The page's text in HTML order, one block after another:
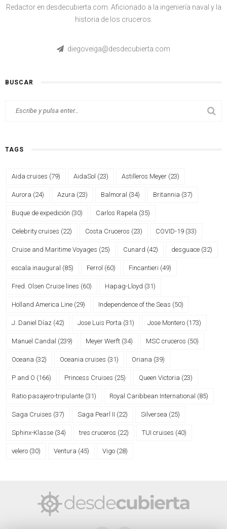
Redactor en desdecubierta.com. Aficionado a la ingeniería naval y la
historia de los cruceros.
diegoveiga@desdecubierta.com
BUSCAR
TAGS
Aida cruises (79) AidaSol (23) Astilleros Meyer (23)
Aurora (24) Azura (23) Balmoral (34) Britannia (37)
Buque de expedición (30) Carlos Rapela (35)
Celebrity cruises (22) Costa Cruceros (23) COVID-19 (33)
Cruise and Maritime Voyages (25) Cunard (42) desguace (32)
escala inaugural (85) Ferrol (60) Fincantieri (49)
Fred. Olsen Cruise lines (60) Hapag-Lloyd (31)
Holland America Line (29) Independence of the Seas (50)
J. Daniel Díaz (42) Jose Luis Porta (31) Jose Montero (173)
Manuel Candal (239) Meyer Werft (34) MSC cruceros (50)
Oceana (32) Oceania cruises (31) Oriana (39)
P and O (166) Princess Cruises (25) Queen Victoria (23)
Ratio pasajero-tripulante (31) Royal Caribbean International (85)
Saga Cruises (37) Saga Pearl II (22) Silversea (25)
Sphinx-Klasse (34) tres cruceros (22) TUI cruises (40)
velero (30) Ventura (45) Vigo (28)